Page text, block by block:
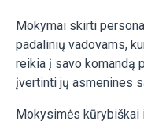
Mokymai skirti
padalinių vadovams,
reikia į savo komandą
įvertinti jų asmenines
Mokysimės kūrybiškai